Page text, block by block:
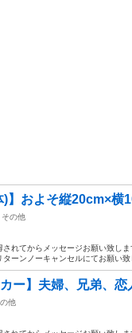
)】およそ縦20cm×横
その他
れてからメッセージお願い致し
ーンノーキャンセルにてお願い
カー】夫婦、兄弟、
他